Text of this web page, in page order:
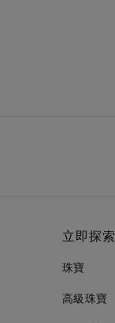
立即探索
珠寶
高級珠寶